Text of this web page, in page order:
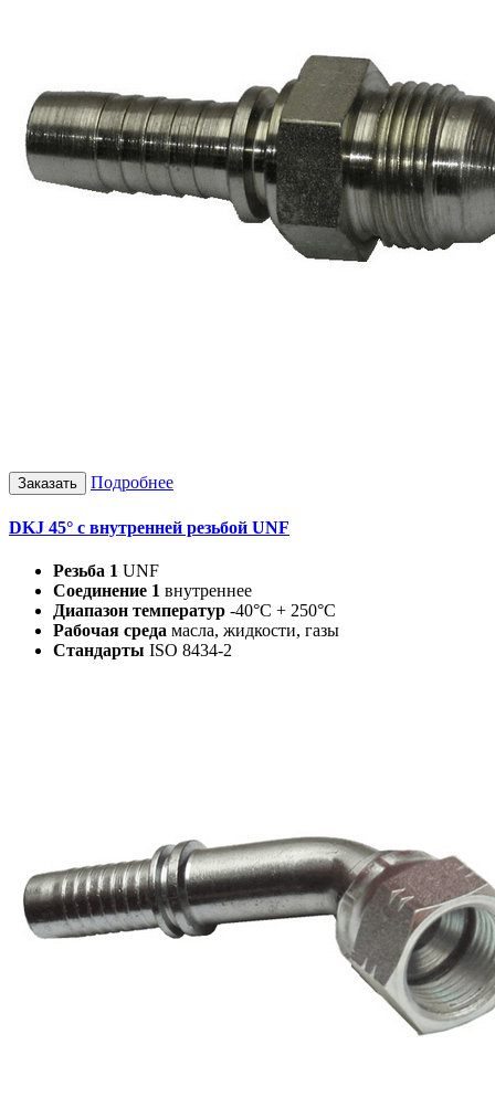
Заказать Подробнее
DKJ 45° с внутренней резьбой UNF
Резьба 1 UNF
Соединение 1 внутреннее
Диапазон температур -40°C + 250°C
Рабочая среда масла, жидкости, газы
Стандарты ISO 8434-2